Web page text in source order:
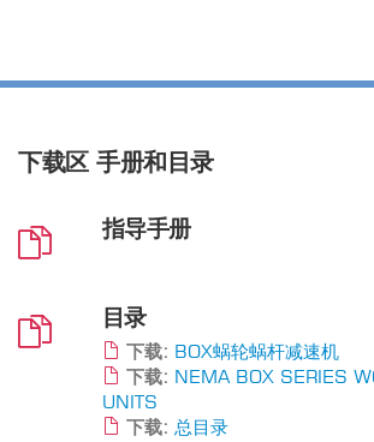
下载区手册和目录
指导手册
目录
下载: BOX蜗轮蜗杆减速机
下载: NEMA BOX SERIES
UNITS
下载: 总目录